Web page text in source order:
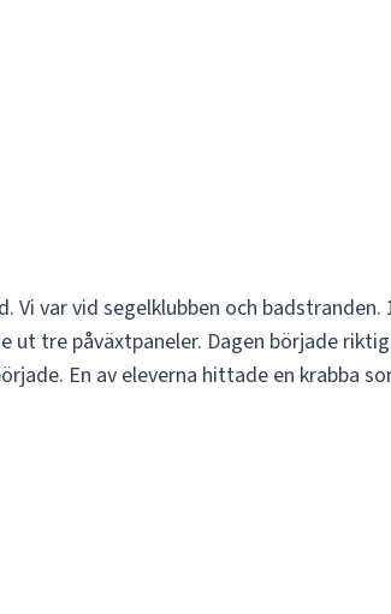
var vid segelklubben och badstranden.
ut tre påväxtpaneler. Dagen började
En av eleverna hittade en krabba